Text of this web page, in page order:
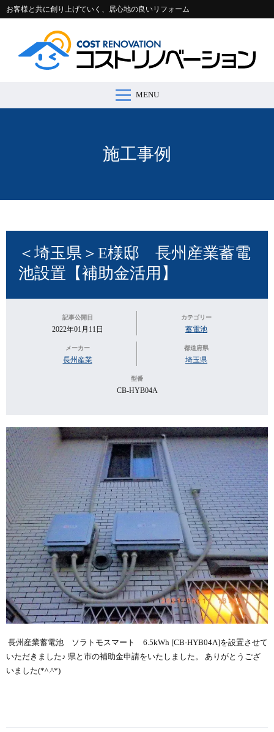
お客様と共に創り上げていく、居心地の良いリフォーム
MENU
施工事例
＜埼玉県＞E様邸 長州産業蓄電
池設置【補助金活用】
記事公開日
2022年01月11日
カテゴリー
蓄電池
メーカー
長州産業
都道府県
埼玉県
型番
CB-HYB04A
長州産業蓄電池 ソラトモスマート 6.5kWh [CB-HYB04A]を設置させて
いただきました♪ 県と市の補助金申請をいたしました。 ありがとうござ
いました(*^.^*)